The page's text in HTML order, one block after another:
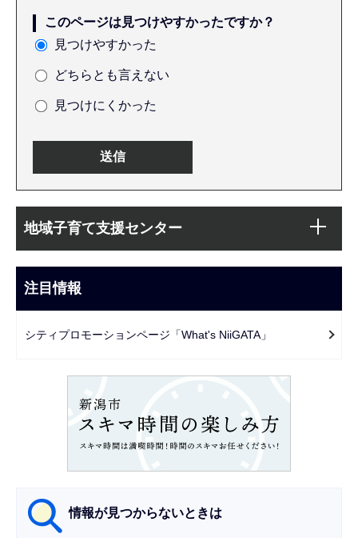
このページは見つけやすかったですか？
見つけやすかった
どちらとも言えない
見つけにくかった
文
こ
ま
で
サ
ビ
ゲ
ー
地域子育て支援センター
注目情報
シティプロモーションページ「What's NiiGATA」
情報が見つからないときは